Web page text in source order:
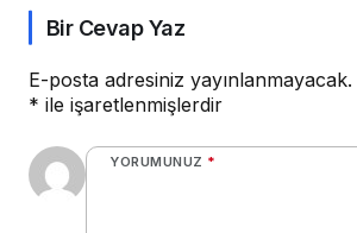
Bir Cevap Yaz
E-posta adresiniz yayınlanmayacak.
* ile işaretlenmişlerdir
YORUMUNUZ *